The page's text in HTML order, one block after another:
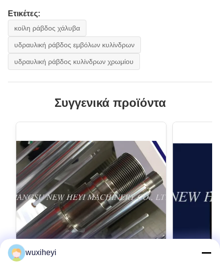
Ετικέτες:
κοίλη ράβδος χάλυβα
υδραυλική ράβδος εμβόλων κυλίνδρων
υδραυλική ράβδος κυλίνδρων χρωμίου
Συγγενικά προϊόντα
wuxiheyi